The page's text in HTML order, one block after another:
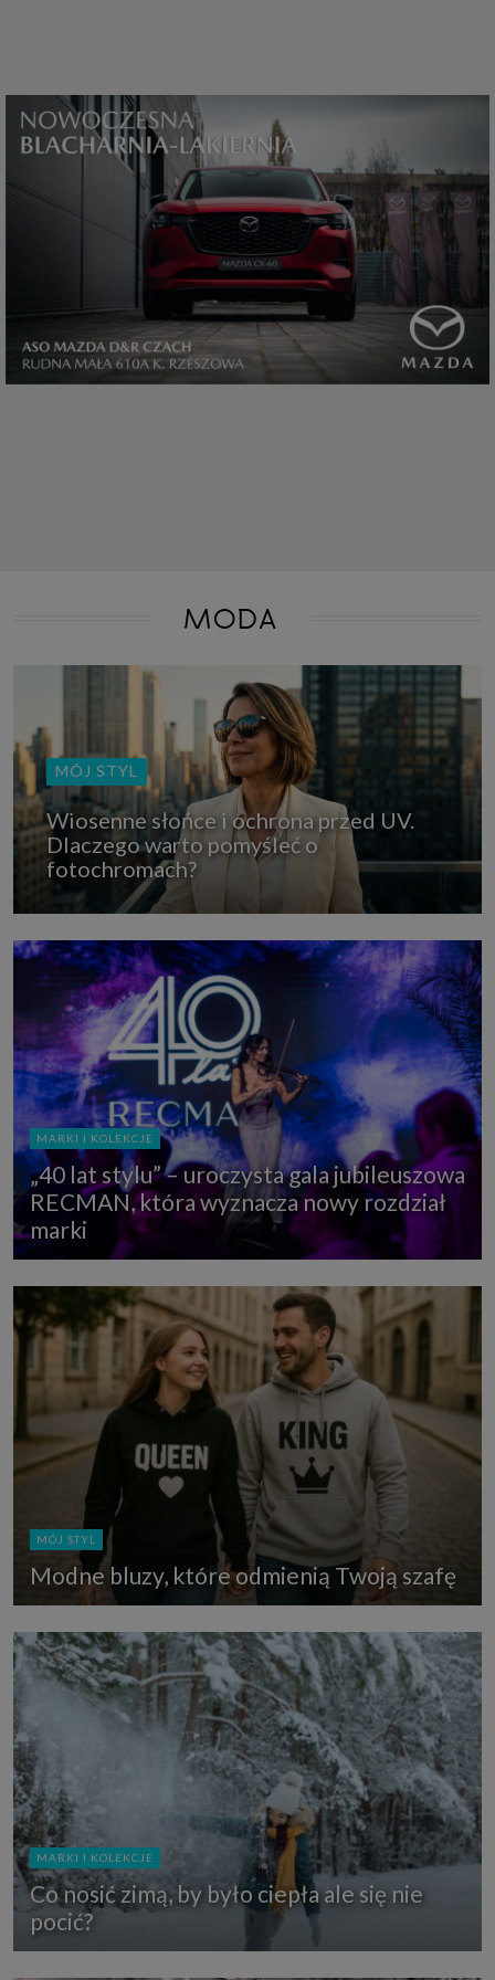
funkcjonowanie plików cookies itp. oraz jak usunąć takie pliki z Twojego
urządzenia.
Twoje uprawnienia
Przysługują Ci następujące uprawnienia wobec Twoich danych i ich
przetwarzania przez nas, inne podmioty z Grupy SAGIER i Zaufanych
1. Jeśli udzieliłeś zgody na przetwarzanie danych możesz ją w każdej
chwili wycofać (cofnięcie zgody oczywiście nie uchyli zgodności z prawem
przetwarzania już dokonanego na jej podstawie);
2. Masz również prawo żądania dostępu do Twoich danych osobowych, ich
sprostowania, usunięcia lub ograniczenia przetwarzania, prawo do
przeniesienia danych, wyrażenia sprzeciwu wobec przetwarzania danych
oraz prawo do wniesienia skargi do organu nadzorczego, którym w Polsce
jest Prezes Urzędu Ochrony Danych Osobowych.
Pod tym adresem
znajdziesz dodatkowe informacje dotyczące przetwarzania danych i
Twoich uprawnień.
MODA
MÓJ STYL
Wiosenne słońce i ochrona przed UV.
Dlaczego warto pomyśleć o
fotochromach?
MARKI I KOLEKCJE
„40 lat stylu” – uroczysta gala jubileuszowa
RECMAN, która wyznacza nowy rozdział
marki
MÓJ STYL
Modne bluzy, które odmienią Twoją szafę
MARKI I KOLEKCJE
Co nosić zimą, by było ciepła ale się nie
pocić?